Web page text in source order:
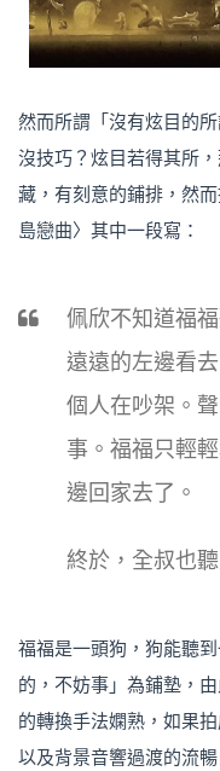
然而所謂「沒有炫目的
沒技巧？炫目若得其所
藏，有刻意的鋪排，然
島戀曲〉其中一段寫：
佩欣不知道福
遠遠的左邊看
個人在吵架。
事。福福只輕
邊回家去了。
終於，全叔也
福福是一頭狗，狗能聽
的，不妨事」為鋪墊，
的轉換手法嫻熟，如果
以及背景音響過渡的流